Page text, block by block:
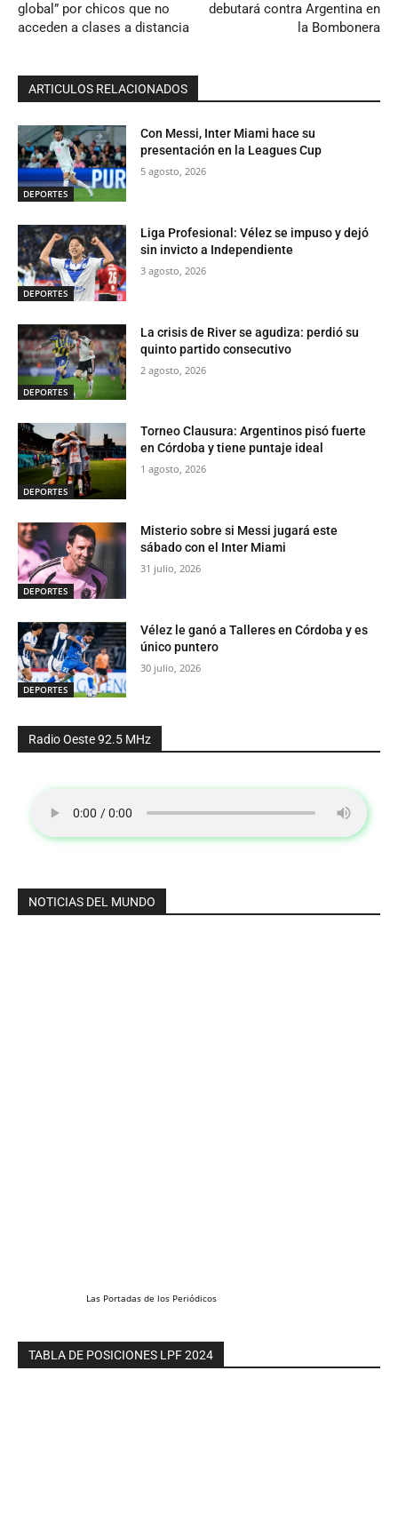
global” por chicos que no
acceden a clases a distancia
debutará contra Argentina en
la Bombonera
ARTICULOS RELACIONADOS
DEPORTES
Con Messi, Inter Miami hace su
presentación en la Leagues Cup
5 agosto, 2026
DEPORTES
Liga Profesional: Vélez se impuso y dejó
sin invicto a Independiente
3 agosto, 2026
DEPORTES
La crisis de River se agudiza: perdió su
quinto partido consecutivo
2 agosto, 2026
DEPORTES
Torneo Clausura: Argentinos pisó fuerte
en Córdoba y tiene puntaje ideal
1 agosto, 2026
DEPORTES
Misterio sobre si Messi jugará este
sábado con el Inter Miami
31 julio, 2026
DEPORTES
Vélez le ganó a Talleres en Córdoba y es
único puntero
30 julio, 2026
Radio Oeste 92.5 MHz
NOTICIAS DEL MUNDO
Las Portadas de los Periódicos
TABLA DE POSICIONES LPF 2024